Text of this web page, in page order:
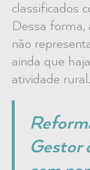
classificados
Dessa forma,
não
ainda que
atividade rural.
Gestor